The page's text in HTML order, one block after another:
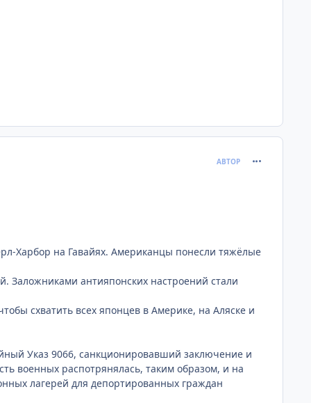
АВТОР
Харбор на Гавайях. Американцы понесли тяжёлые
Заложниками антияпонских настроений стали
схватить всех японцев в Америке, на Аляске и
Указ 9066, санкционировавший заключение и
военных распотрянялась, таким образом, и на
лагерей для депортированных граждан